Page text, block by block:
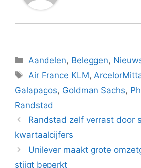
Categorieën
Aandelen, Beleggen,
Tags
Air France KLM,
Galapagos, Goldman Sachs,
Randstad
Randstad zelf verrast door
kwartaalcijfers
Unilever maakt grote
stijgt beperkt